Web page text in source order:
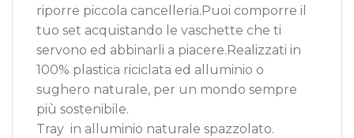
riporre piccola cancelleria.Puoi comporre il
tuo set acquistando le vaschette che ti
servono ed abbinarli a piacere.Realizzati in
100% plastica riciclata ed alluminio o
sughero naturale, per un mondo sempre
più sostenibile.
Tray in alluminio naturale spazzolato.